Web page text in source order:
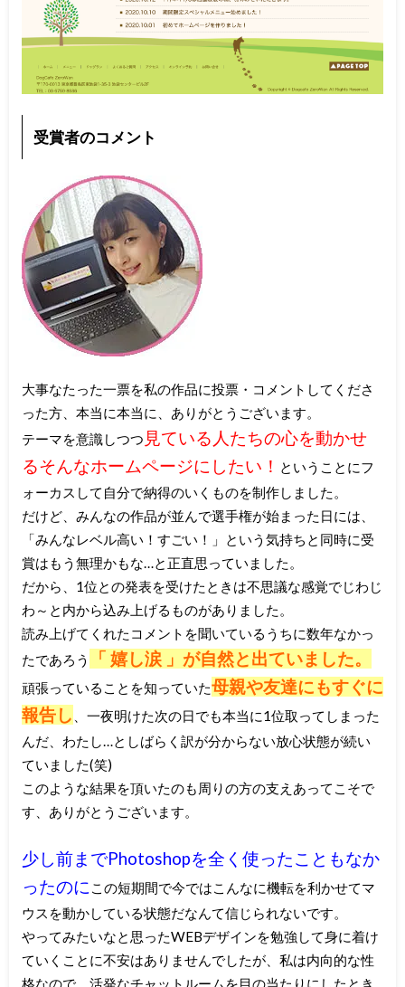
受賞者のコメント
大事なたった一票を私の作品に投票・コメントしてくださ
った方、本当に本当に、ありがとうございます。
テーマを意識しつつ 見ている人たちの心を動かせ
るそんなホームページにしたい！ ということにフ
ォーカスして自分で納得のいくものを制作しました。
だけど、みんなの作品が並んで選手権が始まった日には、
「みんなレベル高い！すごい！」という気持ちと同時に受
賞はもう無理かもな…と正直思っていました。
だから、1位との発表を受けたときは不思議な感覚でじわじ
わ～と内から込み上げるものがありました。
読み上げてくれたコメントを聞いているうちに数年なかっ
たであろう
「 嬉し涙 」が自然と出ていました。
頑張っていることを知っていた母親や友達にもすぐに
報告し 、一夜明けた次の日でも本当に1位取ってしまった
んだ、わたし…としばらく訳が分からない放心状態が続い
ていました(笑)
このような結果を頂いたのも周りの方の支えあってこそで
す、ありがとうございます。
少し前までPhotoshopを全く使ったこともなか
ったのに この短期間で今ではこんなに機転を利かせてマ
ウスを動かしている状態だなんて信じられないです。
やってみたいなと思ったWEBデザインを勉強して身に着け
ていくことに不安はありませんでしたが、私は内向的な性
格なので、活発なチャットルームを目の当たりにしたとき